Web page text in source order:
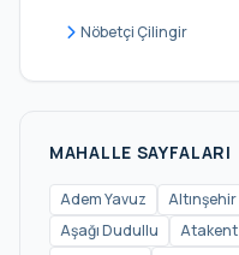
Site
Şerifali
Tantavi
Nöbetçi Çilingir
MAHALLE SAYFALARI
Adem Yavuz Altınşehir
Aşağı Dudullu
Atakent